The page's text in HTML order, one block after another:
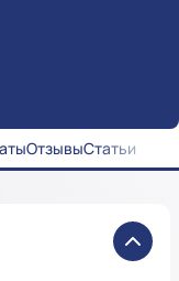
ОтзывыСтатьи